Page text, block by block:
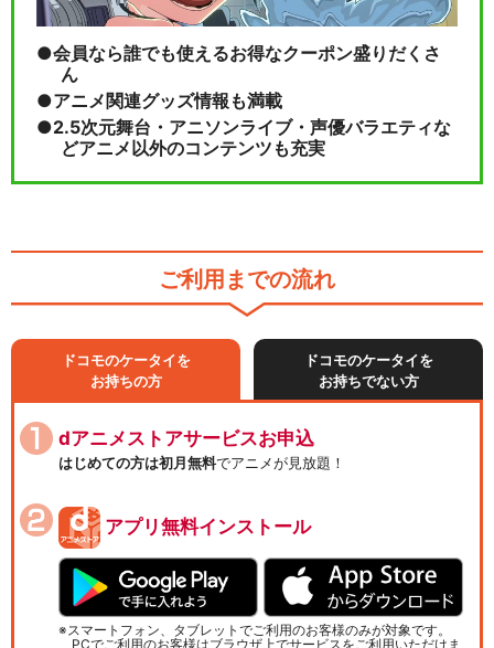
会員なら誰でも使えるお得なクーポン盛りだくさ
ん
アニメ関連グッズ情報も満載
2.5次元舞台・アニソンライブ・声優バラエティな
どアニメ以外のコンテンツも充実
ご利用までの流れ
ドコモのケータイを
お持ちの方
ドコモのケータイを
お持ちでない方
dアニメストアサービスお申込
はじめての方は初月無料でアニメが見放題！
アプリ無料インストール
スマートフォン、タブレットでご利用のお客様のみが対象です。
PCでご利用のお客様はブラウザ上でサービスをご利用いただけま